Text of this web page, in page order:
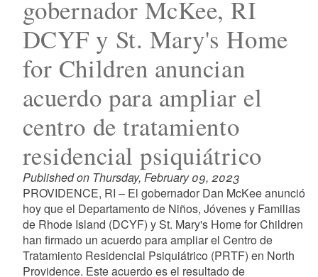
gobernador McKee, RI
DCYF y St. Mary's Home
for Children anuncian
acuerdo para ampliar el
centro de tratamiento
residencial psiquiátrico
Published on Thursday, February 09, 2023
PROVIDENCE, RI – El gobernador Dan McKee anunció
hoy que el Departamento de Niños, Jóvenes y Familias
de Rhode Island (DCYF) y St. Mary's Home for Children
han firmado un acuerdo para ampliar el Centro de
Tratamiento Residencial Psiquiátrico (PRTF) en North
Providence. Este acuerdo es el resultado de